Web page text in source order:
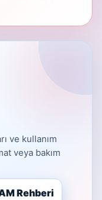
ve kullanım
veya bakım
Rehberi